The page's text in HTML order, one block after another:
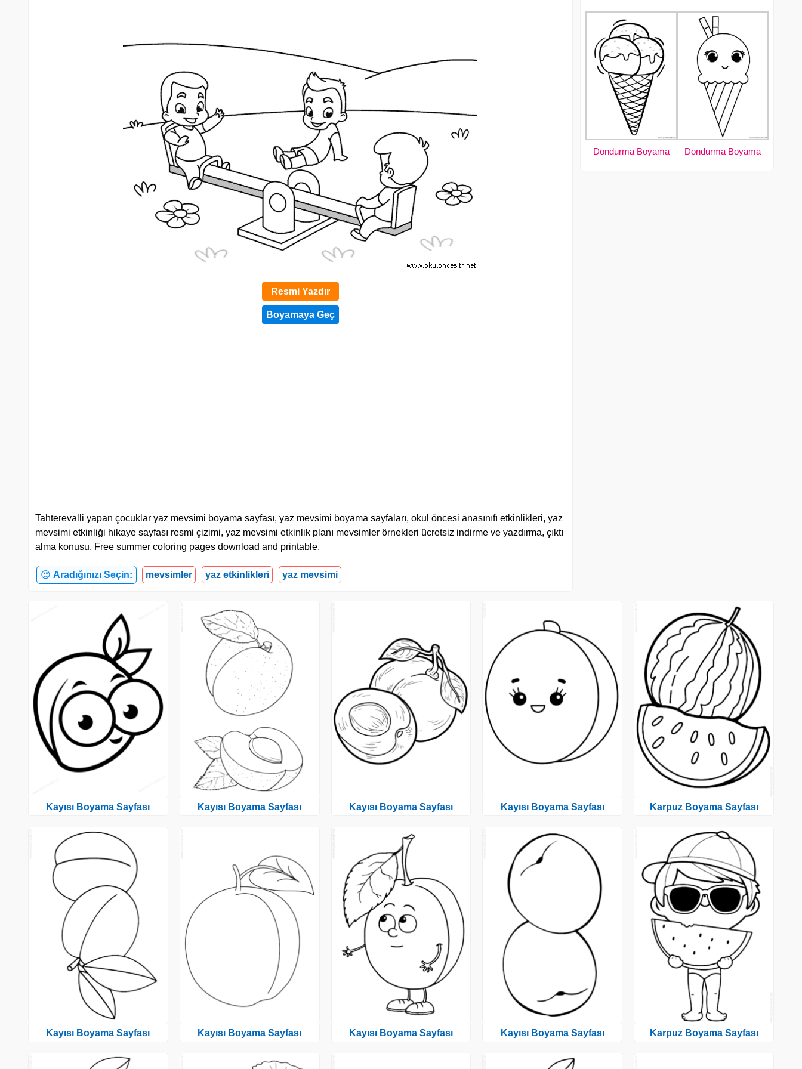
Resmi Yazdır
Tahterevalli yapan çocuklar yaz mevsimi boyama sayfası, yaz mevsimi boyama sayfaları, okul öncesi anasınıfı etkinlikleri, yaz
mevsimi etkinliği hikaye sayfası resmi çizimi, yaz mevsimi etkinlik planı mevsimler örnekleri ücretsiz indirme ve yazdırma, çıktı
alma konusu. Free summer coloring pages download and printable.
😍 Aradığınızı Seçin: mevsimler yaz etkinlikleri yaz mevsimi
Dondurma Boyama Dondurma Boyama
Kayısı Boyama Sayfası
Kayısı Boyama Sayfası
Kayısı Boyama Sayfası
Kayısı Boyama Sayfası
Kayısı Boyama Sayfası
Kayısı Boyama Sayfası
Kayısı Boyama Sayfası
Kayısı Boyama Sayfası
Karpuz Boyama Sayfası
Karpuz Boyama Sayfası